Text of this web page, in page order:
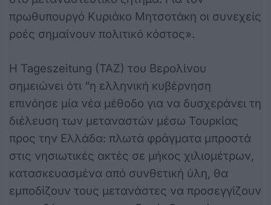
πρωθυπουργό Κυριάκο Μητσοτάκη οι συνεχείς
ροές σημαίνουν πολιτικό κόστος».
H Tageszeitung (TAZ) του Βερολίνου
σημειώνει ότι “η ελληνική κυβέρνηση
επινόησε μία νέα μέθοδο για να δυσχεράνει τη
διέλευση των μεταναστών μέσω Τουρκίας
προς την Ελλάδα: πλωτά φράγματα μπροστά
στις νησιωτικές ακτές σε μήκος χιλιομέτρων,
κατασκευασμένα από συνθετική ύλη, θα
εμποδίζουν τους μετανάστες να προσεγγίζουν